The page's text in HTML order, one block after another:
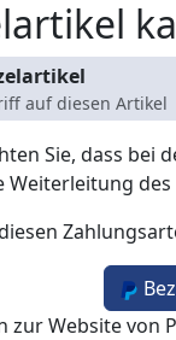
auf diesen Artikel
Sie, dass bei
Weiterleitung
zur Website von